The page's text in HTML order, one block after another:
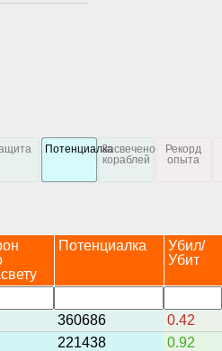
ПотенциалкаЗасвечено
кораблей
Рекорд
опыта
Потенциалка
Убил/
Убит
360686 0.42
221438 0.92